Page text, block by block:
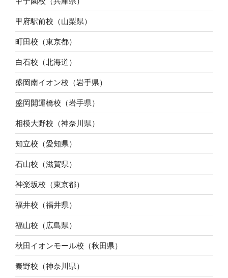
甲府駅前校（山梨県）
町田校（東京都）
白石校（北海道）
盛岡南イオン校（岩手県）
盛岡開運橋校（岩手県）
相模大野校（神奈川県）
知立校（愛知県）
石山校（滋賀県）
神楽坂校（東京都）
福井校（福井県）
福山校（広島県）
秋田イオンモール校（秋田県）
秦野校（神奈川県）